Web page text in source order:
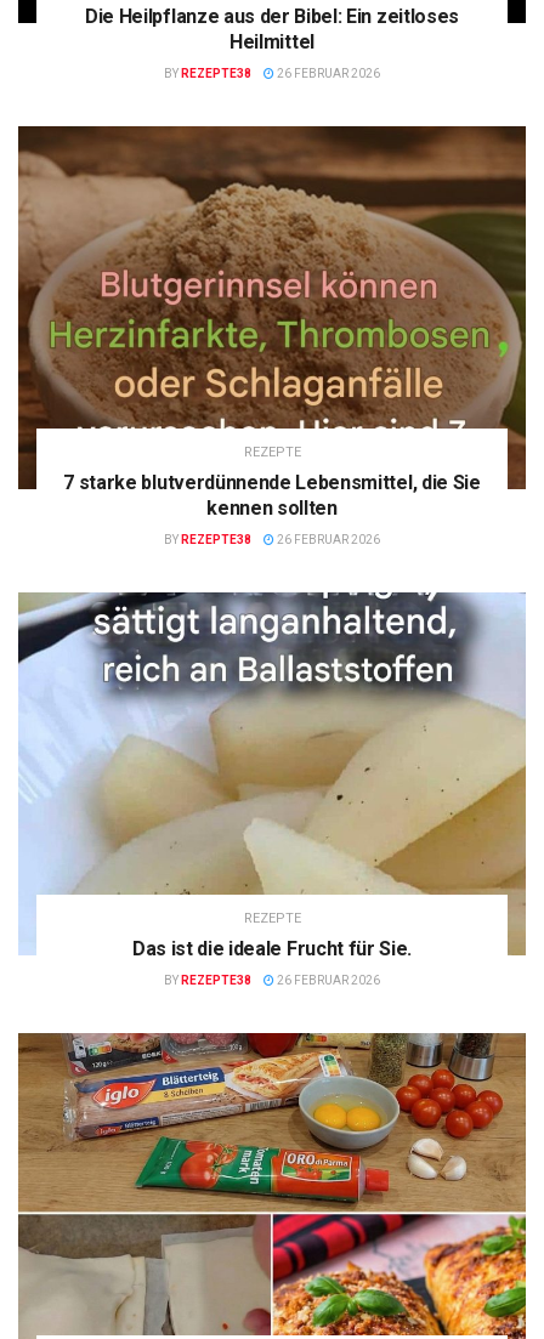
Die Heilpflanze aus der Bibel: Ein zeitloses
Heilmittel
BY REZEPTE38 26 FEBRUAR 2026
REZEPTE
7 starke blutverdünnende Lebensmittel, die Sie
kennen sollten
BY REZEPTE38 26 FEBRUAR 2026
REZEPTE
Das ist die ideale Frucht für Sie.
BY REZEPTE38 26 FEBRUAR 2026